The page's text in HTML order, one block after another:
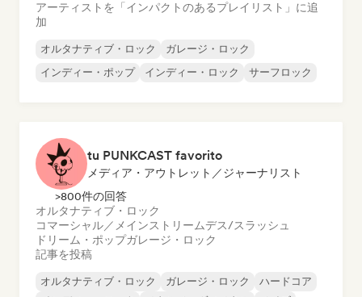
アーティストを「インパクトのあるプレイリスト」に追
加
オルタナティブ・ロック
ガレージ・ロック
インディー・ポップ
インディー・ロック サーフロック
tu PUNKCAST favorito
メディア・アウトレット／ジャーナリスト
>800件の回答
オルタナティブ・ロック
コマーシャル／メインストリームデス/スラッシュ
ドリーム・ポップガレージ・ロック
記事を投稿
オルタナティブ・ロック ガレージ・ロック
ハードコア